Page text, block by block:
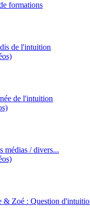
formations
de l'intuition
de l'intuition
médias / divers...
& Zoé : Question